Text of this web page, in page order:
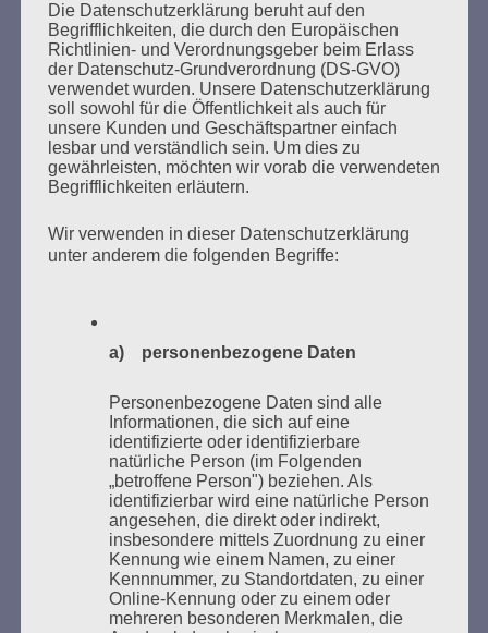
MARATHONLESUNG AUS DEN
VERBRANNTEN BÜCHERN
Zum 26. Mal gibt es eine Marathonlesung anlässlich
Kaifu-Ufer – genau an dem Ort, wo im Mai 1933 NS-
Studentenorganisationen und Burschenschaftler
Bücher verbrannten.
Weitere Informationen:lesezeichen-setzen.de
GEDENKEN UND ERINNERN BEGINNT IN
Die Datenschutzerklärung beruht auf den
Begrifflichkeiten, die durch den Europäischen
Richtlinien- und Verordnungsgeber beim Erlass
der Datenschutz-Grundverordnung (DS-GVO)
verwendet wurden. Unsere Datenschutzerklärung
soll sowohl für die Öffentlichkeit als auch für
unsere Kunden und Geschäftspartner einfach
lesbar und verständlich sein. Um dies zu
gewährleisten, möchten wir vorab die verwendeten
Begrifflichkeiten erläutern.
Wir verwenden in dieser Datenschutzerklärung
unter anderem die folgenden Begriffe:
a) personenbezogene Daten
Personenbezogene Daten sind alle
Informationen, die sich auf eine
identifizierte oder identifizierbare
natürliche Person (im Folgenden
„betroffene Person") beziehen. Als
identifizierbar wird eine natürliche Person
angesehen, die direkt oder indirekt,
insbesondere mittels Zuordnung zu einer
Kennung wie einem Namen, zu einer
Kennnummer, zu Standortdaten, zu einer
Online-Kennung oder zu einem oder
mehreren besonderen Merkmalen, die